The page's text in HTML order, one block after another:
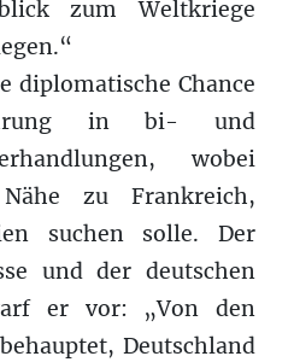
zum Weltkriege
diplomatische Chance
in bi- und
wobei
zu Frankreich,
suchen solle. Der
und der deutschen
er vor: „Von den
Deutschland